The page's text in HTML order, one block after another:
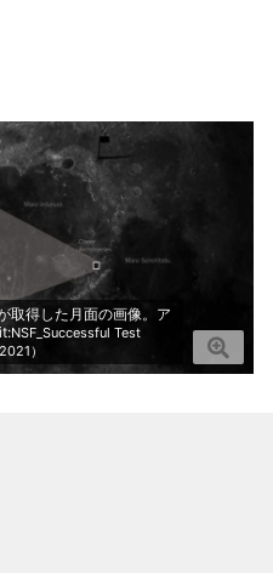
取得した月面の画像。ア
NSF_Successful Test
）